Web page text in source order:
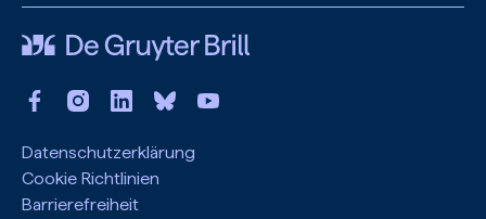
Datenschutzerklärung
Cookie Richtlinien
Barrierefreiheit